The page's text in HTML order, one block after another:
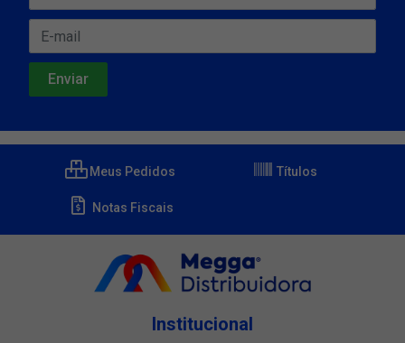
Meus Pedidos Títulos
Notas Fiscais
Institucional